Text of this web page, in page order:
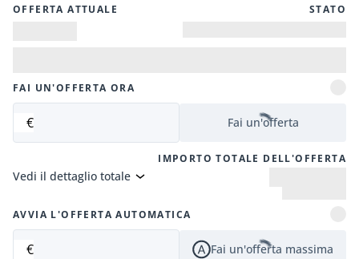
OFFERTA ATTUALE STATO
FAI UN'OFFERTA ORA
€ Fai un'offerta
IMPORTO TOTALE DELL'OFFERTA
Vedi il dettaglio totale
AVVIA L'OFFERTA AUTOMATICA
€ Fai un'offerta massima